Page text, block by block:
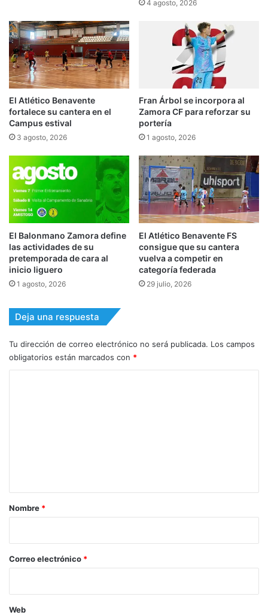
4 agosto, 2026
El Atlético Benavente
fortalece su cantera en el
Campus estival
3 agosto, 2026
Fran Árbol se incorpora al
Zamora CF para reforzar su
portería
1 agosto, 2026
El Balonmano Zamora define
las actividades de su
pretemporada de cara al
inicio liguero
1 agosto, 2026
El Atlético Benavente FS
consigue que su cantera
vuelva a competir en
categoría federada
29 julio, 2026
Deja una respuesta
Tu dirección de correo electrónico no será publicada. Los campos
obligatorios están marcados con *
r
*
Nombre *
Correo electrónico *
Web